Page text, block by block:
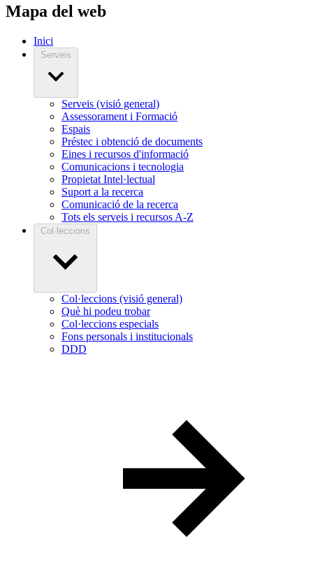
Mapa del web
Inici
Serveis
Serveis (visió general)
Assessorament i Formació
Espais
Préstec i obtenció de documents
Eines i recursos d'informació
Comunicacions i tecnologia
Propietat Intel·lectual
Suport a la recerca
Comunicació de la recerca
Tots els serveis i recursos A-Z
Col·leccions
Col·leccions (visió general)
Què hi podeu trobar
Col·leccions especials
Fons personals i institucionals
DDD